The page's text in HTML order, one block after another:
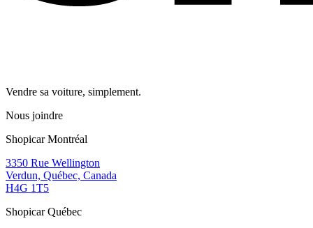
Vendre sa voiture, simplement.
Nous joindre
Shopicar Montréal
3350 Rue Wellington
Verdun, Québec, Canada
H4G 1T5
Shopicar Québec